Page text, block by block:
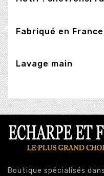
Fabriqué en France
Lavage main
Boutique spécialisés